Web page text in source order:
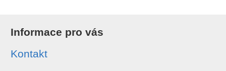
Informace pro vás
Kontakt